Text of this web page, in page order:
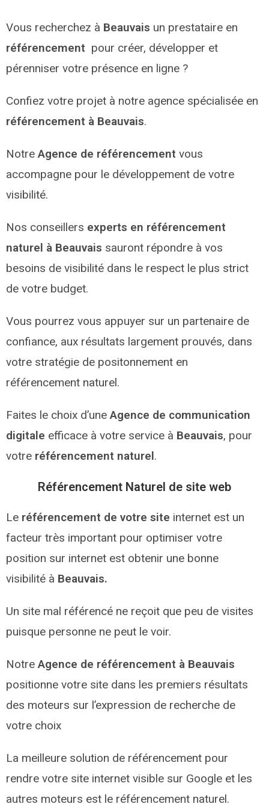
Vous recherchez à Beauvais un prestataire en
référencement pour créer, développer et
pérenniser votre présence en ligne ?
Confiez votre projet à notre agence spécialisée en
référencement à Beauvais.
NotreAgence de référencement vous
accompagne pour le développement de votre
visibilité.
Nos conseillers experts en référencement
naturel à Beauvais sauront répondre à vos
besoins de visibilité dans le respect le plus strict
de votre budget.
Vous pourrez vous appuyer sur un partenaire de
confiance, aux résultats largement prouvés, dans
votre stratégie de positonnement en
référencement naturel.
Faites le choix d’uneAgence de communication
digitale efficace à votre service à Beauvais, pour
votre référencement naturel.
Référencement Naturel de site web
Le référencement de votre site internet est un
facteur très important pour optimiser votre
position sur internet est obtenir une bonne
visibilité à Beauvais.
Un site mal référencé ne reçoit que peu de visites
puisque personne ne peut le voir.
NotreAgence de référencement à Beauvais
positionne votre site dans les premiers résultats
des moteurs sur l’expression de recherche de
votre choix
La meilleure solution de référencement pour
rendre votre site internet visible sur Google et les
autres moteurs est le référencement naturel.